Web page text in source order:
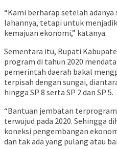
“Kami berharap setelah
lahannya, tetapi untuk
kemajuan ekonomi,” katanya.
Sementara itu, Bupati
program di tahun 2020
pemerintah daerah bakal
terpisah dengan sungai,
hingga SP 8 serta SP 2 dan SP 5.
“Bantuan jembatan
terwujud pada 2020. Sehingga
koneksi pengembangan
dan tak ada yang pulang atau